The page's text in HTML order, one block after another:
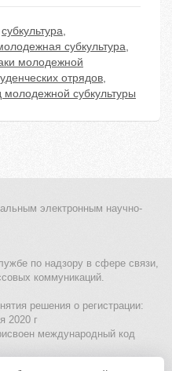
субкультура,
субкультура,
молодежной
отрядов,
молодежной субкультуры
электронным научно-
по надзору в сфере связи,
коммуникаций.
решения о регистрации:
2020 г
международный код